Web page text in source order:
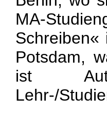
MA-
Potsdam,
ist
Lehr-/